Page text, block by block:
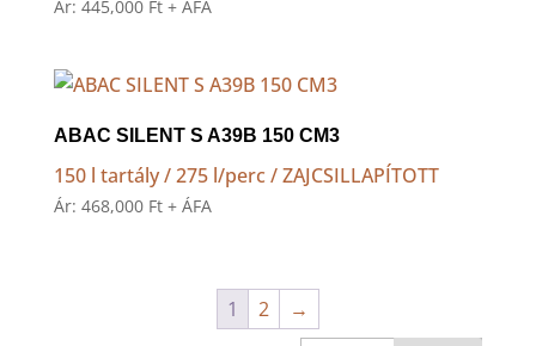
Ár: 445,000 Ft + ÁFA
ABAC SILENT S A39B 150 CM3
150 l tartály / 275 l/perc / ZAJCSILLAPÍTOTT
Ár: 468,000 Ft + ÁFA
1 2 →